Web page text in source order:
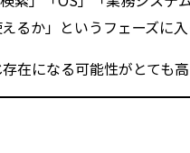
か」というフェーズに入
在になる可能性がとても高